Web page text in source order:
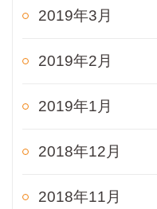
2019年3月
2019年2月
2019年1月
2018年12月
2018年11月